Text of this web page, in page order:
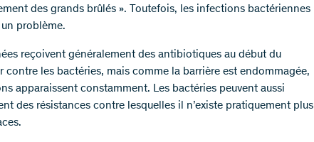
des grands brûlés ». Toutefois, les infections bactériennes
problème.
reçoivent généralement des antibiotiques au début du
contre les bactéries, mais comme la barrière est endommagée,
apparaissent constamment. Les bactéries peuvent aussi
des résistances contre lesquelles il n’existe pratiquement plus